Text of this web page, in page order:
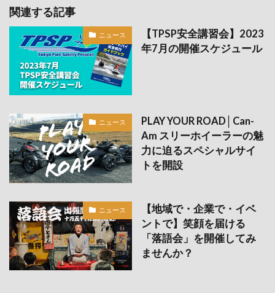
関連する記事
ニュース
【TPSP安全講習会】2023
年7月の開催スケジュール
ニュース
PLAY YOUR ROAD│Can-
Am スリーホイーラーの魅
力に迫るスペシャルサイ
トを開設
ニュース
【地域で・企業で・イベ
ントで】笑顔を届ける
「落語会」を開催してみ
ませんか？